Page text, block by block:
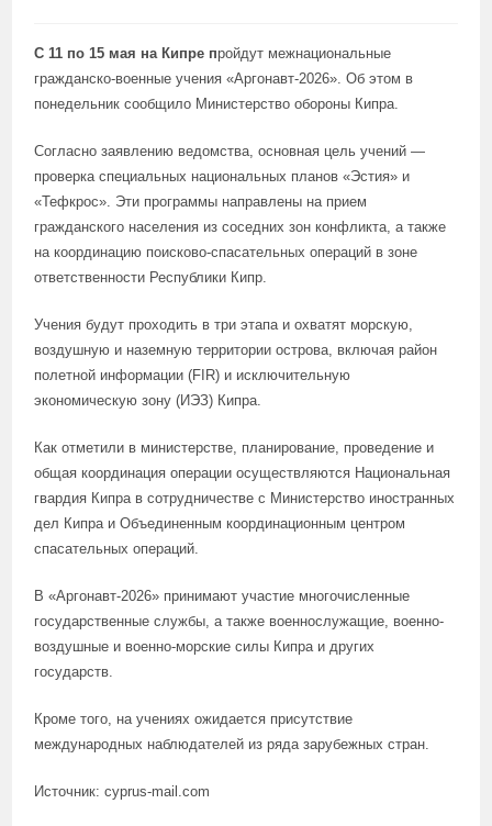
C 11 по 15 мая на Кипре пройдут межнациональные
гражданско-военные учения «Аргонавт-2026». Об этом в
понедельник сообщило Министерство обороны Кипра.
Согласно заявлению ведомства, основная цель учений —
проверка специальных национальных планов «Эстия» и
«Тефкрос». Эти программы направлены на прием
гражданского населения из соседних зон конфликта, а также
на координацию поисково-спасательных операций в зоне
ответственности Республики Кипр.
Учения будут проходить в три этапа и охватят морскую,
воздушную и наземную территории острова, включая район
полетной информации (FIR) и исключительную
экономическую зону (ИЭЗ) Кипра.
Как отметили в министерстве, планирование, проведение и
общая координация операции осуществляются Национальная
гвардия Кипра в сотрудничестве с Министерство иностранных
дел Кипра и Объединенным координационным центром
спасательных операций.
В «Аргонавт-2026» принимают участие многочисленные
государственные службы, а также военнослужащие, военно-
воздушные и военно-морские силы Кипра и других
государств.
Кроме того, на учениях ожидается присутствие
международных наблюдателей из ряда зарубежных стран.
Источник: cyprus-mail.com